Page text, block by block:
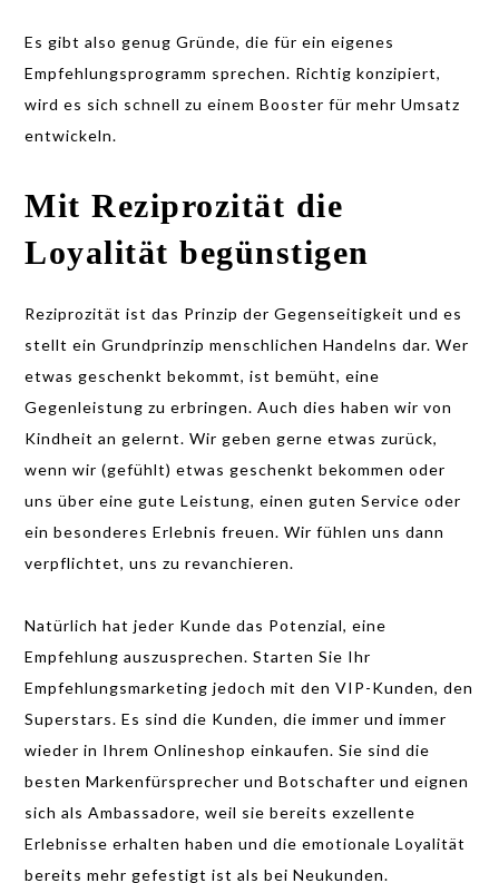
Es gibt also genug Gründe, die für ein eigenes
Empfehlungsprogramm sprechen. Richtig konzipiert,
wird es sich schnell zu einem Booster für mehr Umsatz
entwickeln.
Mit Reziprozität die
Loyalität begünstigen
Reziprozität ist das Prinzip der Gegenseitigkeit und es
stellt ein Grundprinzip menschlichen Handelns dar. Wer
etwas geschenkt bekommt, ist bemüht, eine
Gegenleistung zu erbringen. Auch dies haben wir von
Kindheit an gelernt. Wir geben gerne etwas zurück,
wenn wir (gefühlt) etwas geschenkt bekommen oder
uns über eine gute Leistung, einen guten Service oder
ein besonderes Erlebnis freuen. Wir fühlen uns dann
verpflichtet, uns zu revanchieren.
Natürlich hat jeder Kunde das Potenzial, eine
Empfehlung auszusprechen. Starten Sie Ihr
Empfehlungsmarketing jedoch mit den VIP-Kunden, den
Superstars. Es sind die Kunden, die immer und immer
wieder in Ihrem Onlineshop einkaufen. Sie sind die
besten Markenfürsprecher und Botschafter und eignen
sich als Ambassadore, weil sie bereits exzellente
Erlebnisse erhalten haben und die emotionale Loyalität
bereits mehr gefestigt ist als bei Neukunden.